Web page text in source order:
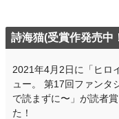
累計ポイント 92,203 pt
詩海猫(受賞作発売中
2021年4月2日に「ヒロ
ュー。 第17回ファンタ
で読まずに〜」が読者
た！